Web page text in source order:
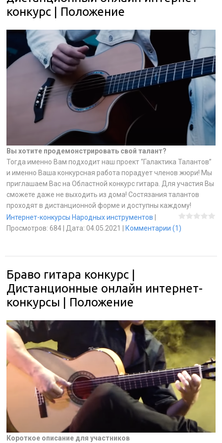
конкурс | Положение
Вы хотите продемонстрировать свой талант?
Тогда именно Вам подходит наш проект “Галактика Талантов”
и именно Ваша конкурсная работа порадует членов жюри! Мы
приглашаем Вас на Областной конкурс гитара. Для участия Вы
сможете даже не выходить из дома! Состязания талантов
проходят в дистанционной форме и доступны каждому!
Интернет-конкурсы Народных инструментов
Просмотров: 684 Дата: 04.05.2021 Комментарии (1)
Браво гитара конкурс |
Дистанционные онлайн интернет-
конкурсы | Положение
Короткое описание для участников